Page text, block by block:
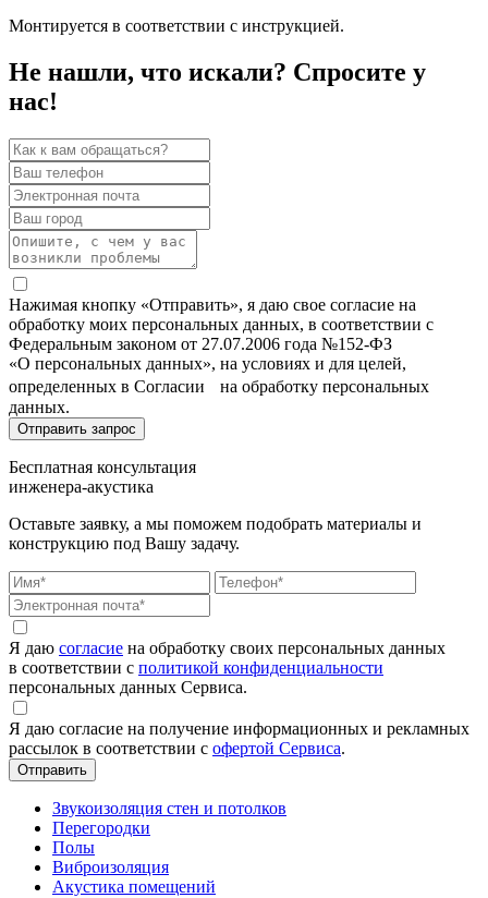
Монтируется в соответствии с инструкцией.
Не нашли, что искали? Спросите у
нас!
Нажимая кнопку «Отправить», я даю свое согласие на
обработку моих персональных данных, в соответствии с
Федеральным законом от 27.07.2006 года №152-ФЗ
«О персональных данных», на условиях и для целей,
определенных в Согласии на обработку персональных
данных.
Бесплатная консультация
инженера-акустика
Оставьте заявку, а мы поможем подобрать материалы и
конструкцию под Вашу задачу.
Я даю согласие на обработку своих персональных данных
в соответствии с политикой конфиденциальности
персональных данных Сервиса.
Я даю согласие на получение информационных и рекламных
рассылок в соответствии с офертой Сервиса.
Звукоизоляция стен и потолков
Перегородки
Полы
Виброизоляция
Акустика помещений